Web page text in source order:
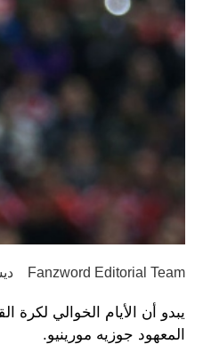
Fanzword Editorial Team
يبدو أن الأيام الخوالي
المعهود جوزيه مورينيو.